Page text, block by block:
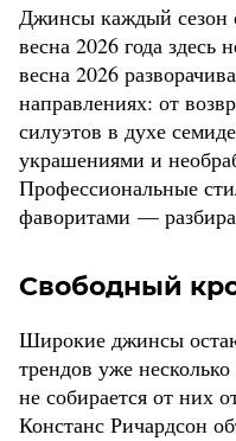
Джинсы каждый сезон
весна 2026 года
весна 2026
направлениях: от
силуэтов в духе
украшениями и
Профессиональные
фаворитами —
Свободный
Широкие джинсы
трендов уже
не собирается от них
Констанс Ричардсон